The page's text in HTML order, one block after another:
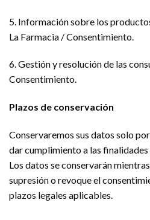
5. Información sobre los
La Farmacia / Consentimiento.
6. Gestión y resolución de las
Consentimiento.
Plazos de conservación
Conservaremos sus datos solo
dar cumplimiento a las
Los datos se conservarán
supresión o revoque el
plazos legales aplicables.